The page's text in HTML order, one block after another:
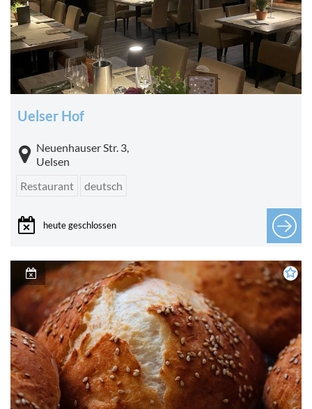
Uelser Hof
Neuenhauser Str. 3,
Uelsen
Restaurant
deutsch
heute geschlossen